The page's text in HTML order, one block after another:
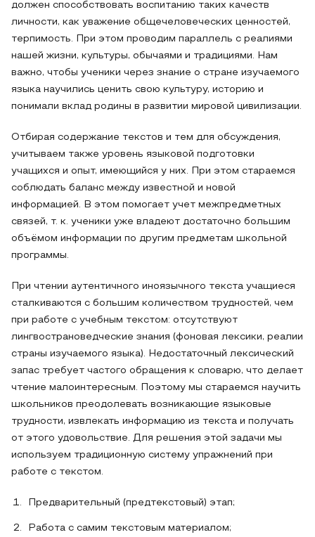
должен способствовать воспитанию таких качеств
личности, как уважение общечеловеческих ценностей,
терпимость. При этом проводим параллель с реалиями
нашей жизни, культуры, обычаями и традициями. Нам
важно, чтобы ученики через знание о стране изучаемого
языка научились ценить свою культуру, историю и
понимали вклад родины в развитии мировой цивилизации.
Отбирая содержание текстов и тем для обсуждения,
учитываем также уровень языковой подготовки
учащихся и опыт, имеющийся у них. При этом стараемся
соблюдать баланс между известной и новой
информацией. В этом помогает учет межпредметных
связей, т. к. ученики уже владеют достаточно большим
объёмом информации по другим предметам школьной
программы.
При чтении аутентичного иноязычного текста учащиеся
сталкиваются с большим количеством трудностей, чем
при работе с учебным текстом: отсутствуют
лингвострановедческие знания (фоновая лексики, реалии
страны изучаемого языка). Недостаточный лексический
запас требует частого обращения к словарю, что делает
чтение малоинтересным. Поэтому мы стараемся научить
школьников преодолевать возникающие языковые
трудности, извлекать информацию из текста и получать
от этого удовольствие. Для решения этой задачи мы
используем традиционную систему упражнений при
работе с текстом.
Предварительный (предтекстовый) этап;
Работа с самим текстовым материалом;